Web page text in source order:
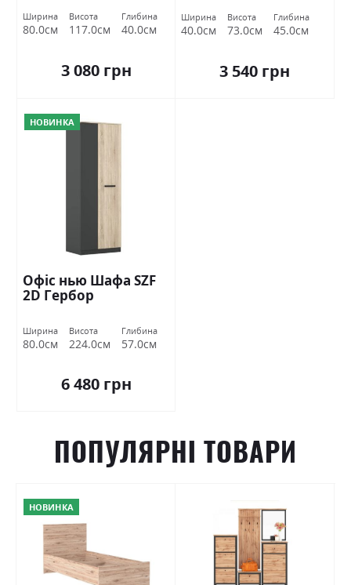
Ширина
80.0см
Висота
117.0см
Глибина
40.0см
3 080 грн
Ширина
40.0см
Висота
73.0см
Глибина
45.0см
3 540 грн
НОВИНКА
Офіс нью Шафа SZF
2D Гербор
Ширина
80.0см
Висота
224.0см
Глибина
57.0см
6 480 грн
ПОПУЛЯРНІ ТОВАРИ
НОВИНКА